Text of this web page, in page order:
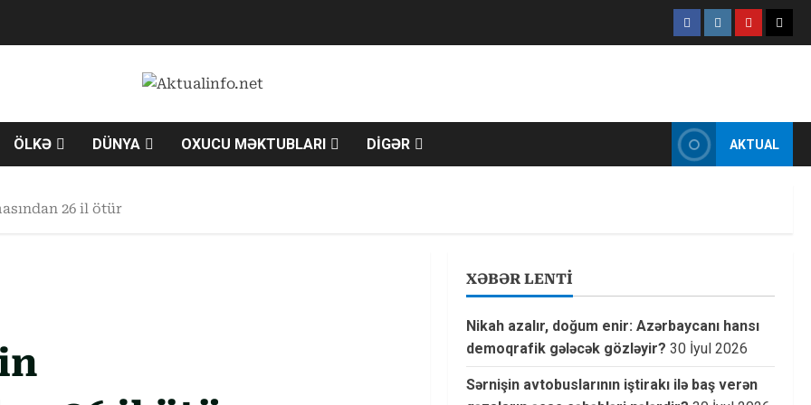
FacebookInstagram
Youtube
X
ÖLKƏ DÜNYA OXUCU MƏKTUBLARI DİGƏR AKTUAL
26 il ötür
XƏBƏR LENTİ
Nikah azalır, doğum enir: Azərbaycanı hansı
demoqrafik gələcək gözləyir? 30 İyul 2026
Sərnişin avtobuslarının iştirakı ilə baş verən